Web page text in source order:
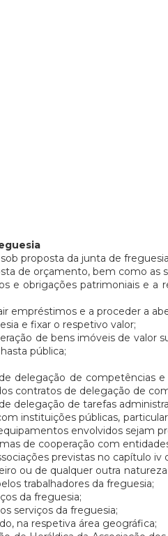
proposta da junta de
de orçamento, bem como as
e obrigações patrimoniais e
empréstimos e a proceder a
e fixar o respetivo valor;
de bens imóveis de
pública;
delegação de competências
contratos de delegação de
delegação de tarefas
instituições públicas,
envolvidos sejam
de cooperação com
previstas no capítulo iv
ou de qualquer outra
trabalhadores da freguesia;
da freguesia;
serviços da freguesia;
na respetiva área geográfica;